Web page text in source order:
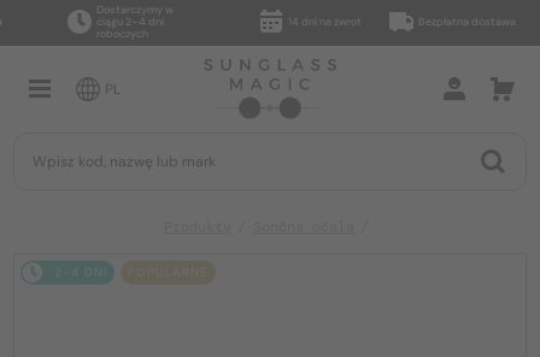
Dostarczymy w
ciągu 2–4 dni
roboczych
14 dni na zwrot Bezpłatna dostawa
PL
2-4 DNI